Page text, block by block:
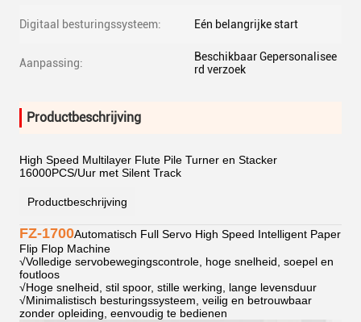
Digitaal besturingssysteem: Eén belangrijke start
Aanpassing:
Beschikbaar Gepersonalisee
rd verzoek
Productbeschrijving
High Speed Multilayer Flute Pile Turner en Stacker
16000PCS/Uur met Silent Track
Productbeschrijving
FZ-1700Automatisch Full Servo High Speed Intelligent Paper
Flip Flop Machine
√Volledige servobewegingscontrole, hoge snelheid, soepel en
foutloos
√Hoge snelheid, stil spoor, stille werking, lange levensduur
√Minimalistisch besturingssysteem, veilig en betrouwbaar
zonder opleiding, eenvoudig te bedienen